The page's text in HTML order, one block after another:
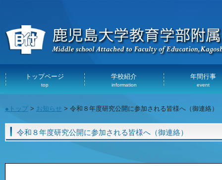
トップページ
top
学校紹介
information
年間行事
event
●トップ > お知らせ > 令和８年度研究公開に参加される皆様へ（御連絡）
令和８年度研究公開に参加される皆様へ（御連絡）